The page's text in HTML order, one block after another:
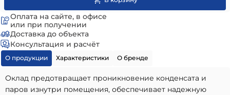
Оплата на сайте, в офисе
или при получении
Доставка до объекта
Консультация и расчёт
О продукции Характеристики О бренде
Оклад предотвращает проникновение конденсата и
паров изнутри помещения, обеспечивает надежную